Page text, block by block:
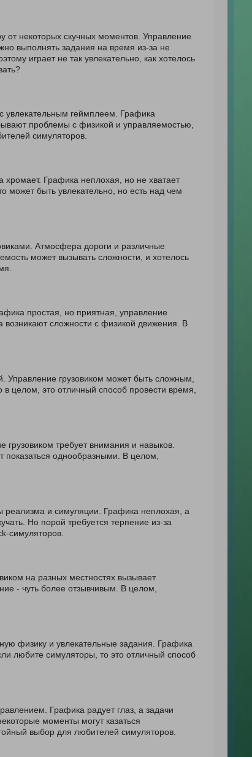
от некоторых скучных моментов. Управление
выполнять задания на время из-за не
играет не так увлекательно, как хотелось
увлекательным геймплеем. Графика
проблемы с физикой и управляемостью,
симуляторов.
хромает. Графика неплохая, но не хватает
может быть увлекательно, но есть над чем
Атмосфера дороги и различные
может вызывать сложности, и хотелось
простая, но приятная, управление
возникают сложности с физикой движения. В
Управление грузовиком может быть сложным,
целом, это отличный способ провести время,
требует внимания и навыков.
однообразными. В целом,
реализма и симуляции. Графика неплохая, а
Но порой требуется терпение из-за
симуляторов.
на разных местностях вызывает
- чуть более отзывчивым. В целом,
физику и увлекательные задания. Графика
любите симуляторы, то это отличный способ
Графика радует глаз, а задачи
моменты могут казаться
выбор для любителей симуляторов.